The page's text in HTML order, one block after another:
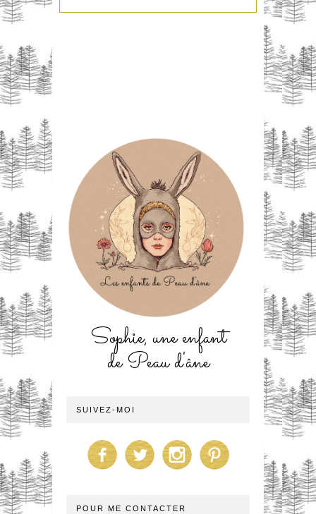
Sophie, une enfant
de Peau d'âne
SUIVEZ-MOI
POUR ME CONTACTER